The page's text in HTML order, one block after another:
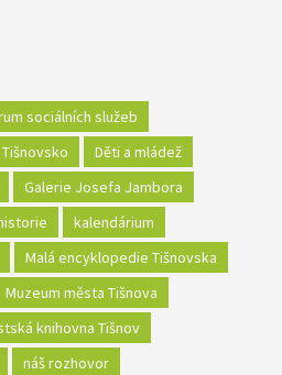
sociálních služeb
Tišnovsko
Děti a mládež
Galerie Josefa Jambora
kalendárium
Malá encyklopedie Tišnovska
Muzeum města Tišnova
knihovna Tišnov
náš rozhovor